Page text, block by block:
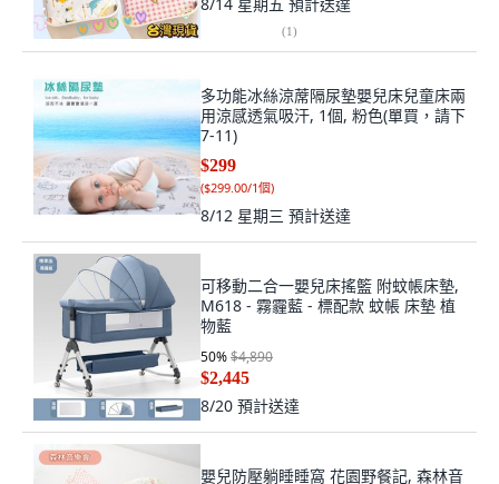
(1)
多功能冰絲涼蓆隔尿墊嬰兒床兒童床兩
用涼感透氣吸汗, 1個, 粉色(單買，請下
7-11)
$299
($299.00/1個)
8/12 星期三 預計送達
可移動二合一嬰兒床搖籃 附蚊帳床墊,
M618 - 霧霾藍 - 標配款 蚊帳 床墊 植
物藍
50%$4,890
$2,445
8/20 預計送達
嬰兒防壓躺睡睡窩 花園野餐記, 森林音